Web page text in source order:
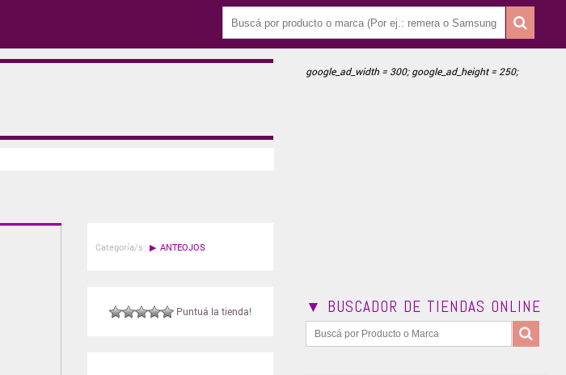
Categoría/s: ▶ ANTEOJOS
Puntuá la tienda!
google_ad_width = 300; google_ad_height = 250;
▼ BUSCADOR DE TIENDAS ONLINE